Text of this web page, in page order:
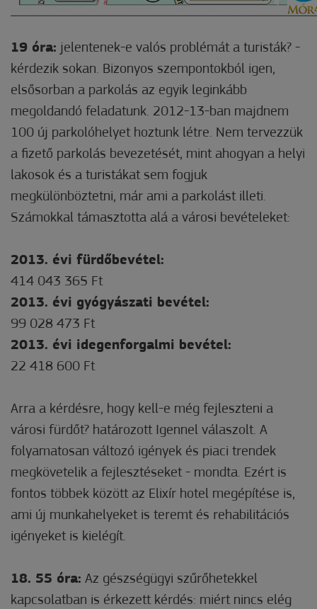
19 óra: jelentenek-e valós problémát a turisták? -
kérdezik sokan. Bizonyos szempontokból igen,
elsősorban a parkolás az egyik leginkább
megoldandó feladatunk. 2012-13-ban majdnem
100 új parkolóhelyet hoztunk létre. Nem tervezzük
a fizető parkolás bevezetését, mint ahogyan a helyi
lakosok és a turistákat sem fogjuk
megkülönböztetni, már ami a parkolást illeti.
Számokkal támasztotta alá a városi bevételeket:
2013. évi fürdőbevétel:
414 043 365 Ft
2013. évi gyógyászati bevétel:
99 028 473 Ft
2013. évi idegenforgalmi bevétel:
22 418 600 Ft
Arra a kérdésre, hogy kell-e még fejleszteni a
városi fürdőt? határozott Igennel válaszolt. A
folyamatosan változó igények és piaci trendek
megkövetelik a fejlesztéseket - mondta. Ezért is
fontos többek között az Elixír hotel megépítése is,
ami új munkahelyeket is teremt és rehabilitációs
igényeket is kielégít.
18. 55 óra: Az gészségügyi szűrőhetekkel
kapcsolatban is érkezett kérdés: miért nincs elég